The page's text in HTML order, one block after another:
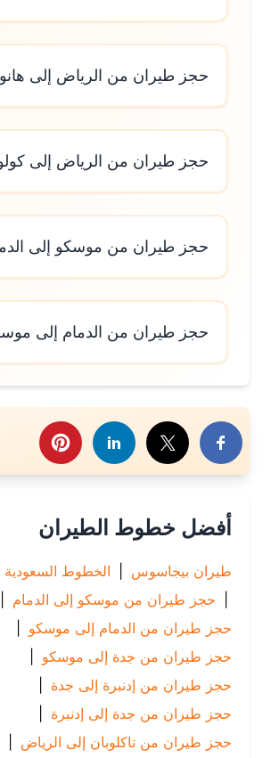
حجز طيران من الرياض إلى هانوي
حجز طيران من الرياض إلى كولومبو
حجز طيران من موسكو إلى الدمام
حجز طيران من الدمام إلى موسكو
هذا الموضوع
أفضل خطوط الطيران
طيران بيجاسوس | الخطوط السعودية |
حجز طيران من موسكو إلى الدمام
|
حجز طيران من الدمام إلى موسكو |
حجز طيران من جدة إلى موسكو |
حجز طيران من إدنبرة إلى جدة
حجز طيران من جدة إلى إدنبرة |
حجز طيران من تاكلوبان إلى الرياض
|